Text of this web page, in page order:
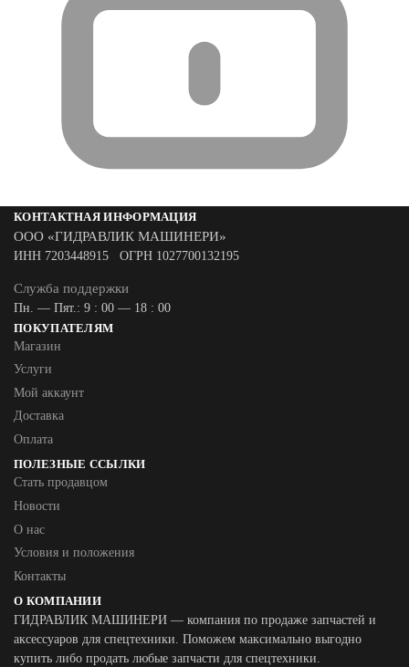
КОНТАКТНАЯ ИНФОРМАЦИЯ
ООО «ГИДРАВЛИК МАШИНЕРИ»
ИНН 7203448915 ОГРН 1027700132195
Служба поддержки
Пн. — Пят.: 9 : 00 — 18 : 00
ПОКУПАТЕЛЯМ
Магазин
Услуги
Мой аккаунт
Доставка
Оплата
ПОЛЕЗНЫЕ ССЫЛКИ
Стать продавцом
Новости
О нас
Условия и положения
Контакты
О КОМПАНИИ
ГИДРАВЛИК МАШИНЕРИ — компания по продаже запчастей и
аксессуаров для спецтехники. Поможем максимально выгодно
купить либо продать любые запчасти для спецтехники.